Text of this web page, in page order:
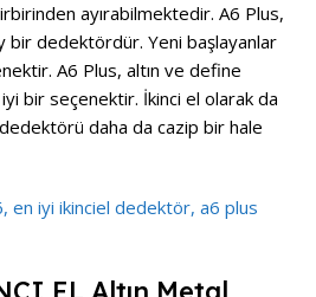
ayırabilmektedir. A6 Plus,
bir dedektördür. Yeni başlayanlar
A6 Plus, altın ve define
bir seçenektir. İkinci el olarak da
daha da cazip bir hale